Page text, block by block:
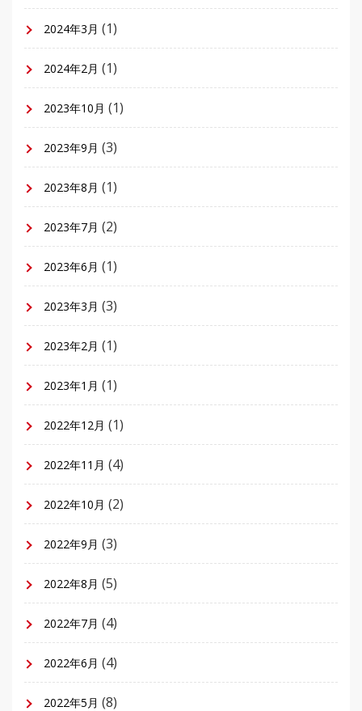
2024年3月 (1)
2024年2月 (1)
2023年10月 (1)
2023年9月 (3)
2023年8月 (1)
2023年7月 (2)
2023年6月 (1)
2023年3月 (3)
2023年2月 (1)
2023年1月 (1)
2022年12月 (1)
2022年11月 (4)
2022年10月 (2)
2022年9月 (3)
2022年8月 (5)
2022年7月 (4)
2022年6月 (4)
2022年5月 (8)